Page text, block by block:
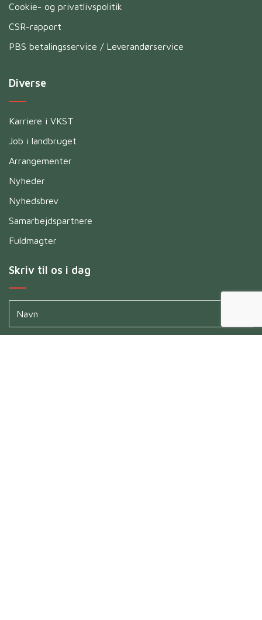
Cookie- og privatlivspolitik
CSR-rapport
PBS betalingsservice / Leverandørservice
Diverse
Karriere i VKST
Job i landbruget
Arrangementer
Nyheder
Nyhedsbrev
Samarbejdspartnere
Fuldmagter
Skriv til os i dag
Navn*